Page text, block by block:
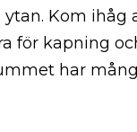
Kom ihåg
för kapning
har